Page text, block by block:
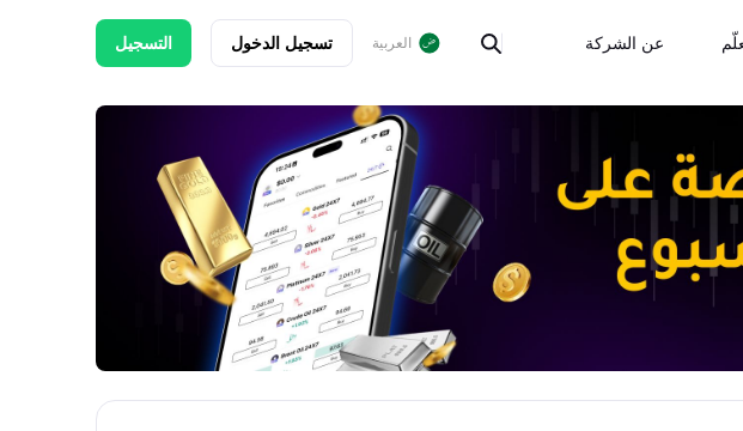
عن الشركة العربية تسجيل الدخول التسجيل